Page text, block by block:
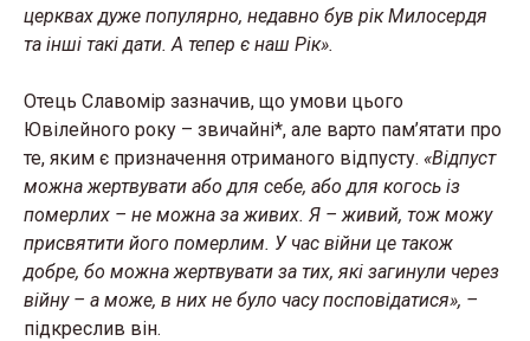
церквах дуже популярно, недавно був рік Милосердя
та інші такі дати. А тепер є наш Рік».
Отець Славомір зазначив, що умови цього
Ювілейного року – звичайні*, але варто пам’ятати про
те, яким є призначення отриманого відпусту. «Відпуст
можна жертвувати або для себе, або для когось із
померлих – не можна за живих. Я – живий, тож можу
присвятити його померлим. У час війни це також
добре, бо можна жертвувати за тих, які загинули через
війну – а може, в них не було часу посповідатися», –
підкреслив він.